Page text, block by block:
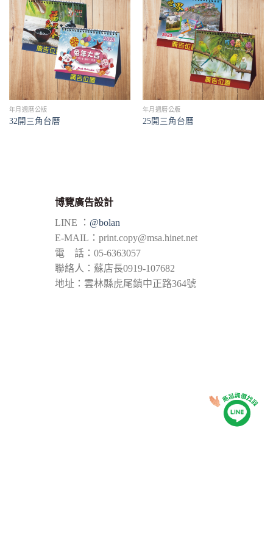
年月週曆公版
32開三角台曆
年月週曆公版
25開三角台曆
博覽廣告設計
LINE ： @bolan
E-MAIL： print.copy@msa.hinet.net
電 話：05-6363057
聯絡人：蘇店長0919-107682
地址：雲林縣虎尾鎮中正路364號